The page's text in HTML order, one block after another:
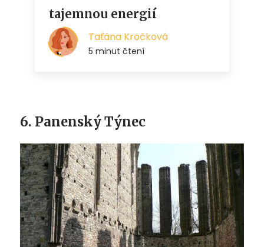
6. Panenský Týnec